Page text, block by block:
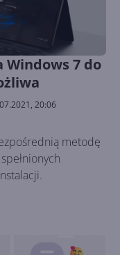
Windows 7 do
20:06
metodę